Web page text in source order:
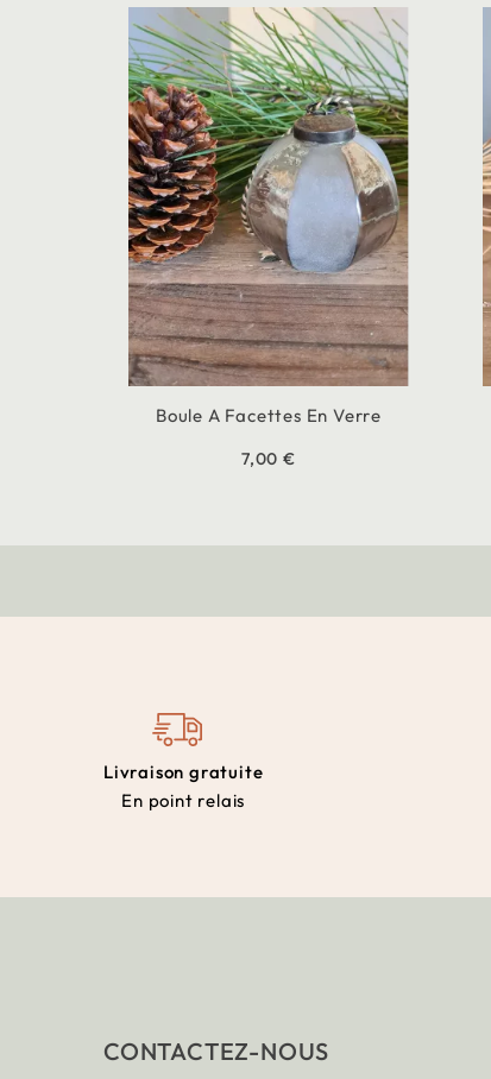
Boule A Facettes En Verre
7,00 €
Livraison gratuite
En point relais
CONTACTEZ-NOUS